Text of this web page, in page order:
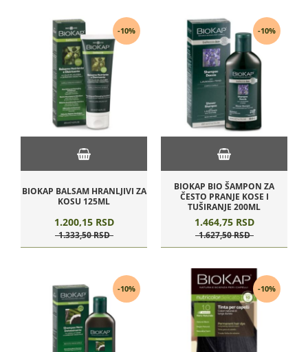
-10%
BIOKAP BALSAM HRANLJIVI ZA
KOSU 125ML
1.200,15 RSD
1.333,50RSD
-10%
BIOKAP BIO ŠAMPON ZA
ČESTO PRANJE KOSE I
TUŠIRANJE 200ML
1.464,75 RSD
1.627,50RSD
-10% -10%